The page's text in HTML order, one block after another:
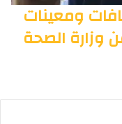
ومعينات
الصحة